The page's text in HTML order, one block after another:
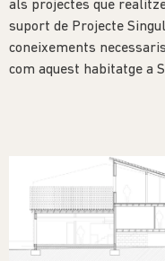
als projectes que
suport de Projecte
coneixements
com aquest habitatge a